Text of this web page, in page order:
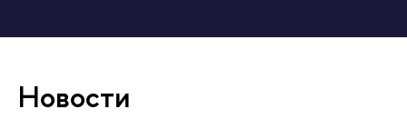
Новости